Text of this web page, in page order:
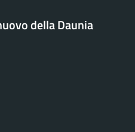
della Daunia